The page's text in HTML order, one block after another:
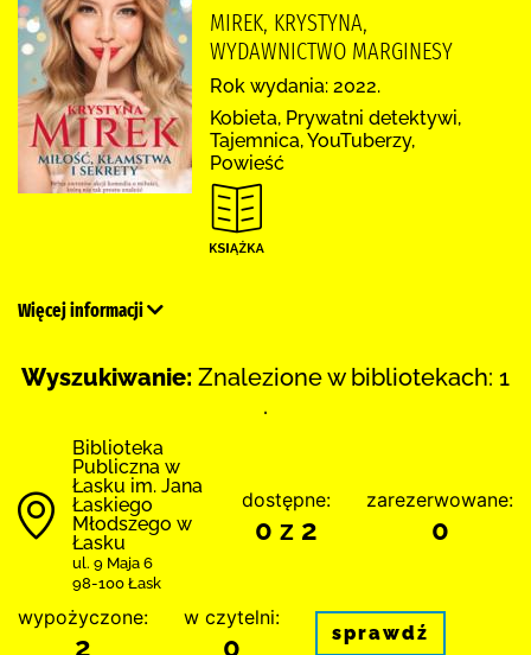
MIREK, KRYSTYNA,
WYDAWNICTWO MARGINESY
Rok wydania: 2022.
Kobieta, Prywatni detektywi,
Tajemnica, YouTuberzy,
Powieść
Więcej informacji
Wyszukiwanie: Znalezione w bibliotekach: 1
.
Biblioteka
Publiczna w
Łasku im. Jana
Łaskiego
Młodszego w
Łasku
ul. 9 Maja 6
98-100 Łask
dostępne:
0 z 2
zarezerwowane:
0
wypożyczone:
2
w czytelni:
0 sprawdź